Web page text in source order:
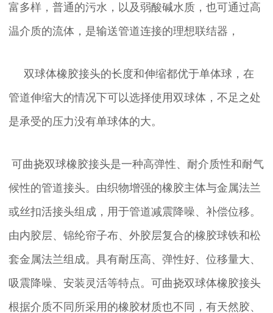
富多样，普通的污水，以及弱酸碱水质，也可通过高
温介质的流体，是输送管道连接的理想联结器，
双球体橡胶接头的长度和伸缩都优于单体球，在
管道伸缩大的情况下可以选择使用双球体，不足之处
是承受的压力没有单球体的大。
可曲挠双球橡胶接头是一种高弹性、耐介质性和耐气
候性的管道接头。由织物增强的橡胶主体与金属法兰
或丝扣活接头组成，用于管道减震降噪、补偿位移。
由内胶层、锦纶帘子布、外胶层复合的橡胶球铁和松
套金属法兰组成。具有耐压高、弹性好、位移量大、
吸震降噪、安装灵活等特点。可曲挠双球体橡胶接头
根据介质不同所采用的橡胶材质也不同，有天然胶、